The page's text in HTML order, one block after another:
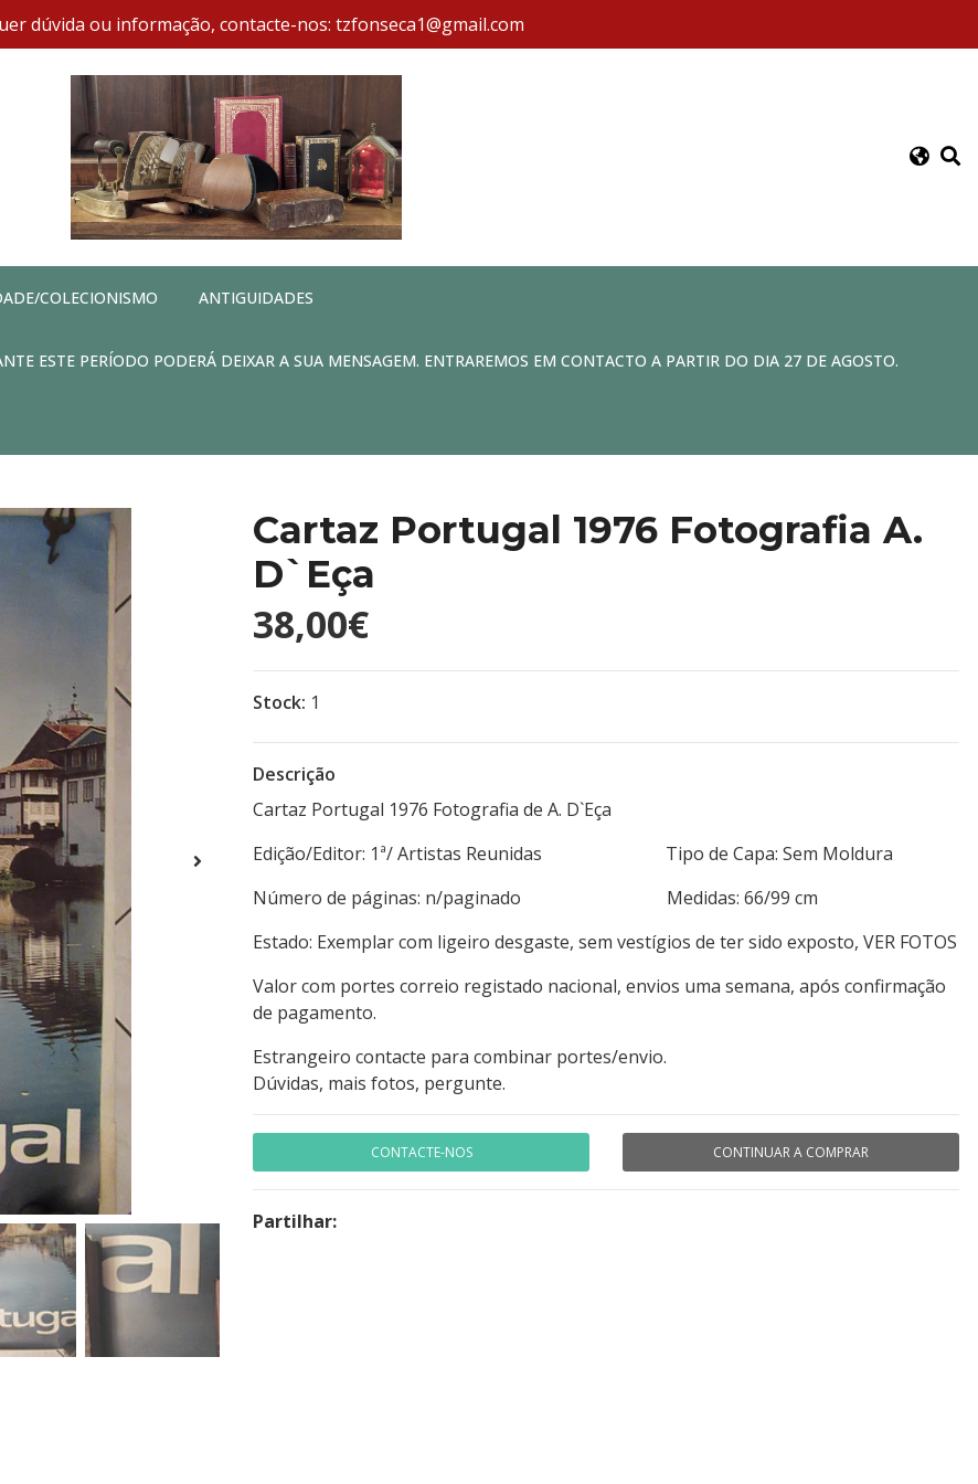
dúvida ou informação, contacte-nos: tzfonseca1@gmail.com
COLECIONISMO ANTIGUIDADES
ESTE PERÍODO PODERÁ DEIXAR A SUA MENSAGEM. ENTRAREMOS EM CONTACTO A PARTIR DO DIA 27 DE AGOSTO.
Cartaz Portugal 1976 Fotografia A.
D`Eça
38,00€
Stock: 1
Descrição
Cartaz Portugal 1976 Fotografia de A. D`Eça
Edição/Editor: 1ª/ Artistas Reunidas Tipo de Capa: Sem Moldura
Número de páginas: n/paginado Medidas: 66/99 cm
Estado: Exemplar com ligeiro desgaste, sem vestígios de ter sido exposto, VER FOTOS
Valor com portes correio registado nacional, envios uma semana, após confirmação
de pagamento.
Estrangeiro contacte para combinar portes/envio.
Dúvidas, mais fotos, pergunte.
CONTACTE-NOS CONTINUAR A COMPRAR
Partilhar: